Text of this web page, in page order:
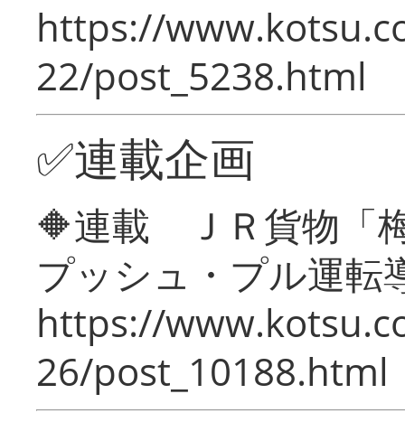
https://
22/post_5238.html
✅連載企画
🔶連載 ＪＲ貨物「
プッシュ・プル運転
https://
26/post_10188.html